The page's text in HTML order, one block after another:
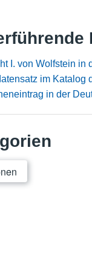
I. von Wolfstein in
im Katalog
in der